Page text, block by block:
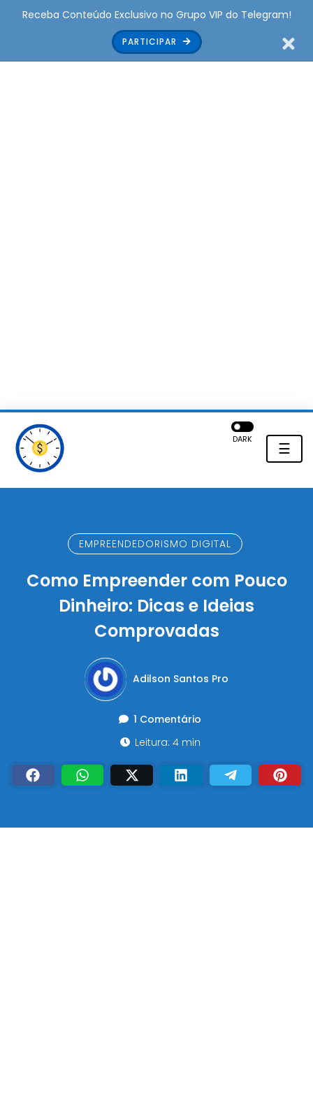
Receba Conteúdo Exclusivo no Grupo VIP do Telegram!
PARTICIPAR
☰
DARK
EMPREENDEDORISMO DIGITAL
Como Empreender com Pouco
Dinheiro: Dicas e Ideias
Comprovadas
Adilson Santos Pro
1 Comentário
Leitura: 4 min